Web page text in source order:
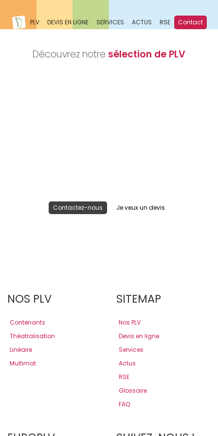
PLV DEVIS EN LIGNE SERVICES ACTUS RSE Contact
Découvrez notre sélection de PLV
Contactez-nous Je veux un devis
NOS PLV
Contenants
Théatralisation
Linéaire
Multimat
SITEMAP
Nos PLV
Devis en ligne
Services
Actus
RSE
Glossaire
FAQ